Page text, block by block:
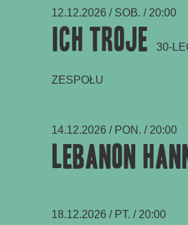
12.12.2026 / SOB. / 20:00
Ich Troje 30-
ZESPOŁU
14.12.2026 / PON. / 20:00
Lebanon
18.12.2026 / PT. / 20:00